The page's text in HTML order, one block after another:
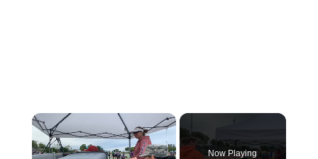
Now Playing